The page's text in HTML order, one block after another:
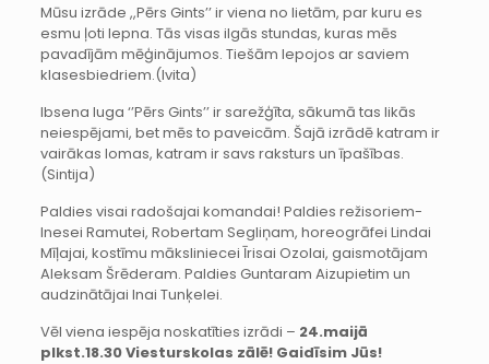
Mūsu izrāde ,,Pērs Gints’’ ir viena no lietām, par kuru es
esmu ļoti lepna. Tās visas ilgās stundas, kuras mēs
pavadījām mēģinājumos. Tiešām lepojos ar saviem
klasesbiedriem.(Ivita)
Ibsena luga ‘’Pērs Gints’’ ir sarežģīta, sākumā tas likās
neiespējami, bet mēs to paveicām. Šajā izrādē katram ir
vairākas lomas, katram ir savs raksturs un īpašības.
(Sintija)
Paldies visai radošajai komandai! Paldies režisoriem-
Inesei Ramutei, Robertam Segliņam, horeogrāfei Lindai
Mīļajai, kostīmu māksliniecei Īrisai Ozolai, gaismotājam
Aleksam Šrēderam. Paldies Guntaram Aizupietim un
audzinātājai Inai Tunķelei.
Vēl viena iespēja noskatīties izrādi – 24.maijā
plkst.18.30 Viesturskolas zālē! Gaidīsim Jūs!